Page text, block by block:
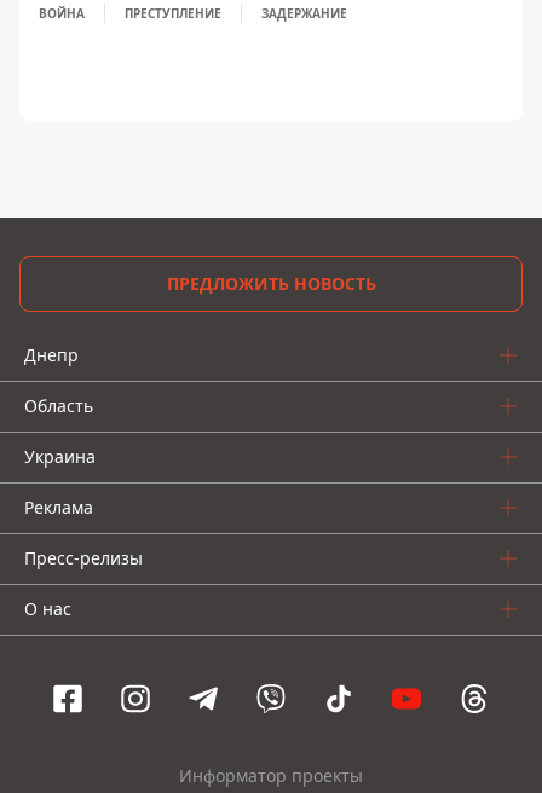
ВОЙНА ПРЕСТУПЛЕНИЕ ЗАДЕРЖАНИЕ
ПРЕДЛОЖИТЬ НОВОСТЬ
Днепр
Область
Украина
Реклама
Пресс-релизы
О нас
Информатор проекты